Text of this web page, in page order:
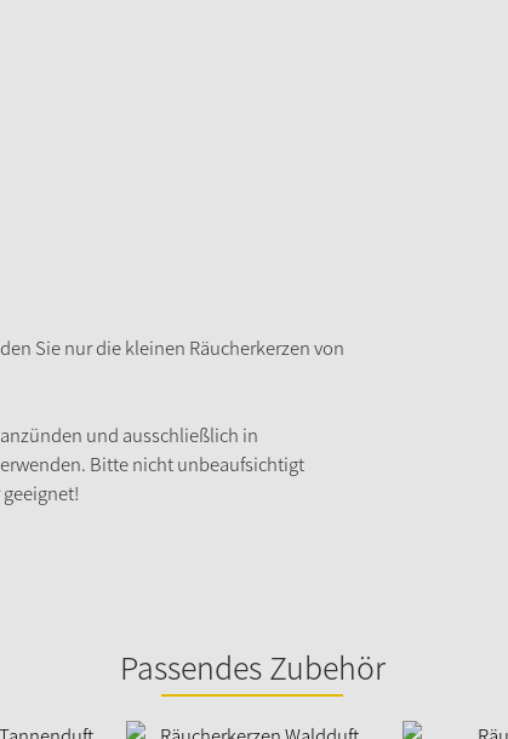
Sie nur die kleinen Räucherkerzen von
und ausschließlich in
Bitte nicht unbeaufsichtigt
Passendes Zubehör